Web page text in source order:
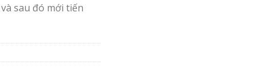
sau đó mới tiến